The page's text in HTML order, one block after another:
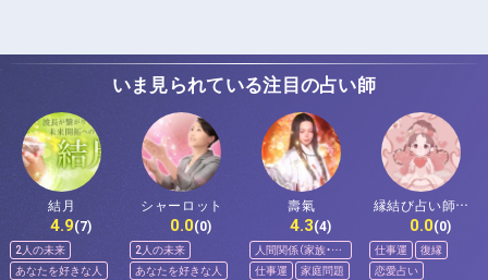
いま見られている注目の占い師
結月
4.9(7)
2人の未来
あなたを好きな人
シャーロット
0.0(0)
2人の未来
あなたを好きな人
壽氣
4.3(4)
人間関係（家族・友
人）
仕事運 家庭問題
縁結び占い師♡
ぼつ美
0.0(0)
仕事運
復縁
恋愛占い